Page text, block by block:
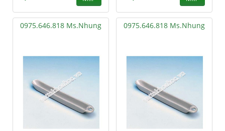
0975.646.818 Ms.Nhung 0975.646.818 Ms.Nhung